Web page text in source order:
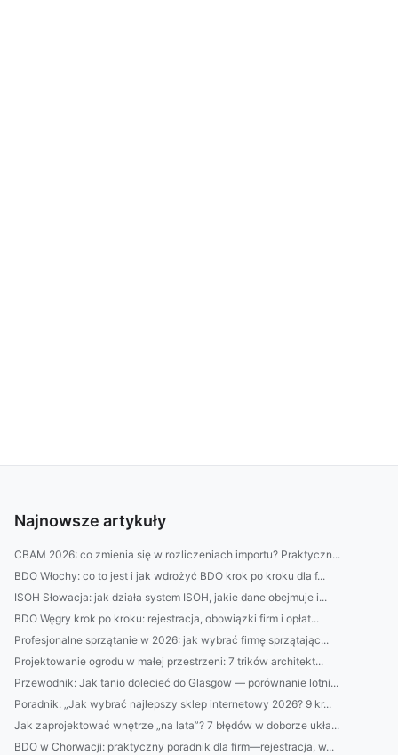
Najnowsze artykuły
CBAM 2026: co zmienia się w rozliczeniach importu? Praktyczn...
BDO Włochy: co to jest i jak wdrożyć BDO krok po kroku dla f...
ISOH Słowacja: jak działa system ISOH, jakie dane obejmuje i...
BDO Węgry krok po kroku: rejestracja, obowiązki firm i opłat...
Profesjonalne sprzątanie w 2026: jak wybrać firmę sprzątając...
Projektowanie ogrodu w małej przestrzeni: 7 trików architekt...
Przewodnik: Jak tanio dolecieć do Glasgow — porównanie lotni...
Poradnik: „Jak wybrać najlepszy sklep internetowy 2026? 9 kr...
Jak zaprojektować wnętrze „na lata”? 7 błędów w doborze ukła...
BDO w Chorwacji: praktyczny poradnik dla firm—rejestracja, w...